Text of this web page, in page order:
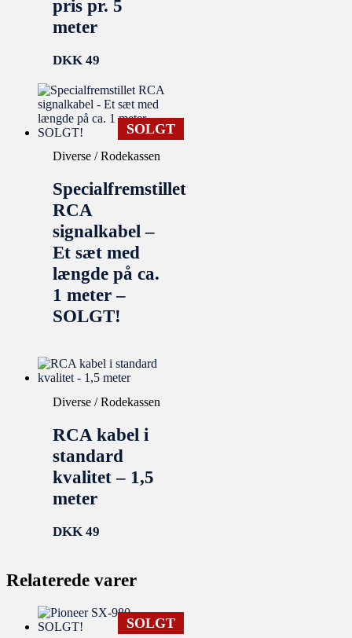
pris pr. 5
meter
DKK49
SOLGT
Diverse / Rodekassen
Specialfremstillet
RCA
signalkabel –
Et sæt med
længde på ca.
1 meter –
SOLGT!
Diverse / Rodekassen
RCA kabel i
standard
kvalitet – 1,5
meter
DKK49
Relaterede varer
SOLGT